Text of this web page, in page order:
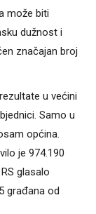
može biti
dužnost i
značajan broj
u većini
Samo u
općina.
je 974.190
glasalo
građana od